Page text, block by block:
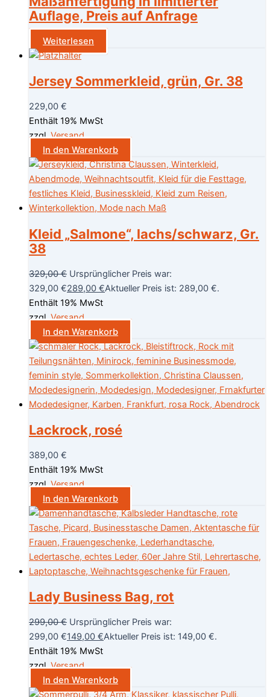
Auflage, Preis auf Anfrage
Weiterlesen
Jersey Sommerkleid, grün, Gr. 38
229,00 €
Enthält 19% MwSt
zzgl. Versand
In den Warenkorb
Kleid „Salmone“, lachs/schwarz, Gr.
38
329,00€ Ursprünglicher Preis war:
329,00 €289,00 €Aktueller Preis ist: 289,00 €.
Enthält 19% MwSt
zzgl. Versand
In den Warenkorb
Lackrock, rosé
389,00 €
Enthält 19% MwSt
zzgl. Versand
In den Warenkorb
Lady Business Bag, rot
299,00€ Ursprünglicher Preis war:
299,00 €149,00 €Aktueller Preis ist: 149,00 €.
Enthält 19% MwSt
zzgl. Versand
In den Warenkorb